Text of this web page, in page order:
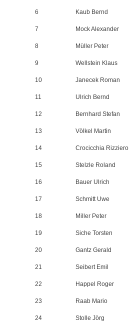
6 Kaub Bernd
7 Mock Alexander
8 Müller Peter
9 Wellstein Klaus
10 Janecek Roman
11 Ulrich Bernd
12 Bernhard Stefan
13 Völkel Martin
14 Crocicchia Rizziero
15 Stelzle Roland
16 Bauer Ulrich
17 Schmitt Uwe
18 Miller Peter
19 Siche Torsten
20 Gantz Gerald
21 Seibert Emil
22 Happel Roger
23 Raab Mario
24 Stolle Jörg